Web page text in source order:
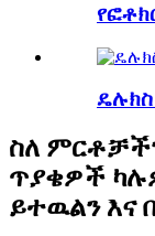
ስለ
ጥያቄዎች
ይተዉልን እና